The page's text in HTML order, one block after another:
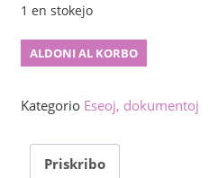
1 en stokejo
La
Komunumo
1871
kvanto
ALDONI AL KORBO
Kategorio Eseoj, dokumentoj
Priskribo